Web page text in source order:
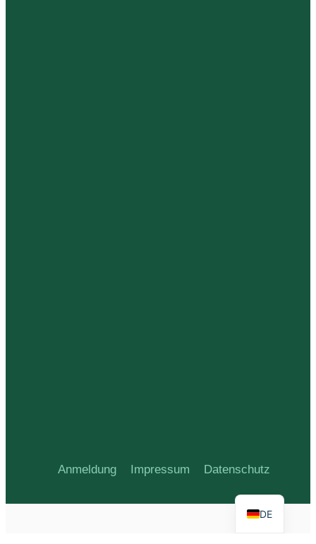
Anmeldung Impressum Datenschutz
DE